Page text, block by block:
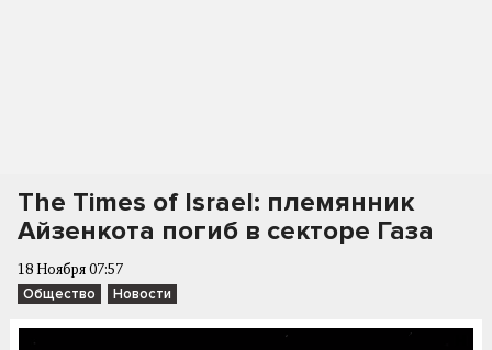
The Times of Israel: племянник
Айзенкота погиб в секторе Газа
18 Ноября 07:57
Общество Новости